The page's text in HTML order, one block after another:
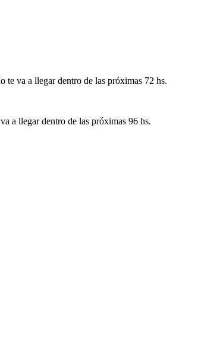
va a llegar dentro de las próximas 72 hs.
a llegar dentro de las próximas 96 hs.